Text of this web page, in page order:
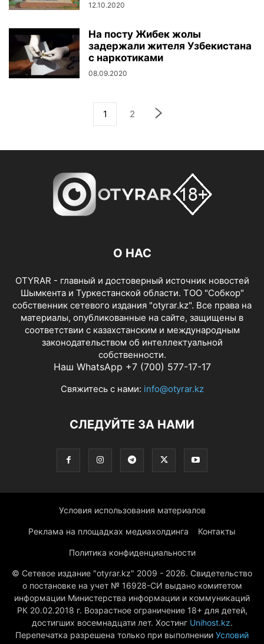
12.10.2020
На посту Жибек жолы
задержали жителя Узбекистана
с наркотиками
08.09.2020
1 2
О НАС
OTYRAR - главный и достоверный источник новостей
Шымкента и Туркестанской области. ТОО "Собкор"
собственник сетевого издания "otyrar.kz". Все права на
материалы, опубликованные на сайте, защищены в
соответствии с казахстанским и международным
законодательством об интеллектуальной
собственности.
Наш WhatsApp +7 (700) 577-17-17
Свяжитесь с нами: info@otyrar.kz
СЛЕДУЙТЕ ЗА НАМИ
Условия использования материалов
Реклама на площадках медиахолдинга Контакты
Политика конфиденциальности
© Сетевое издание "otyrar.kz" 2009 - 2026. Свидетельство
о постановке на учет № 16928-СИ выдано комитетом
информации Министерства информации и коммуникаций
РК 20.02.2018 г. Возрастное ограничение 18+ для детей,
достигших восемнадцати лет. Хостинг Unihost.kz.
Перепечатка разрешена только при выполнении Условий